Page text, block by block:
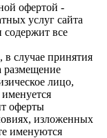
офертой -
услуг сайта
все
случае принятия
размещение
лицо,
оферты
изложенных
именуются